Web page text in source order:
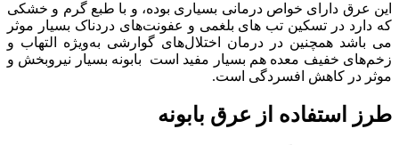
این عرق دارای خواص درمانی بسیاری بوده، و با طبع گرم و خشکی
که دارد در تسکین تب های بلغمی و عفونت‌های دردناک بسیار موثر
می باشد همچنین در درمان اختلال‌های گوارشی به‌ویژه التهاب و
زخم‌های خفیف معده هم بسیار مفید است بابونه بسیار نیروبخش و
موثر در کاهش افسردگی است.
طرز استفاده از عرق بابونه